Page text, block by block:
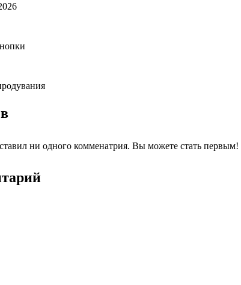
ни одного комменатрия. Вы можете стать первым!